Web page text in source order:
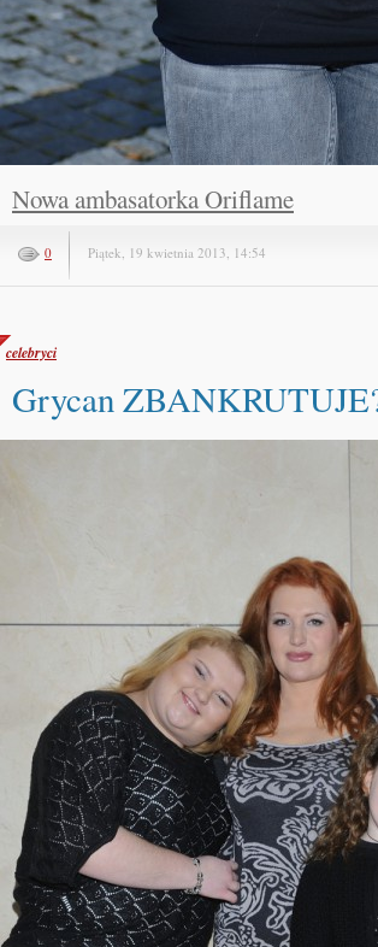
Nowa ambasatorka Oriflame
0 Piątek, 19 kwietnia 2013, 14:54
celebryci
Grycan